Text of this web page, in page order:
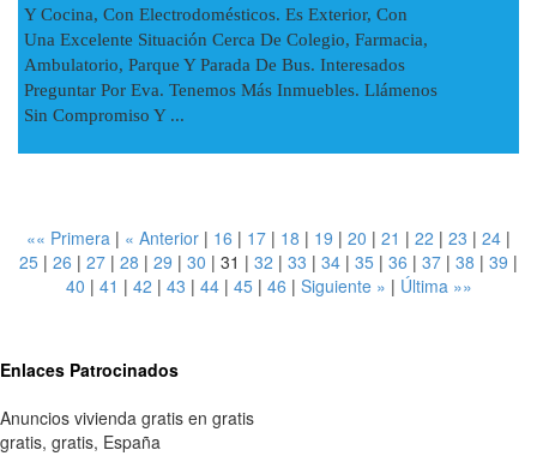
Y Cocina, Con Electrodomésticos. Es Exterior, Con
Una Excelente Situación Cerca De Colegio, Farmacia,
Ambulatorio, Parque Y Parada De Bus. Interesados
Preguntar Por Eva. Tenemos Más Inmuebles. Llámenos
Sin Compromiso Y ...
«« Primera | « Anterior | 16 | 17 | 18 | 19 | 20 | 21 | 22 | 23 | 24 |
25 | 26 | 27 | 28 | 29 | 30 | 31 | 32 | 33 | 34 | 35 | 36 | 37 | 38 | 39 |
40 | 41 | 42 | 43 | 44| 45| 46 | Siguiente » | Última »»
Enlaces Patrocinados
Anuncios vivienda gratis en gratis
gratis, gratis, España